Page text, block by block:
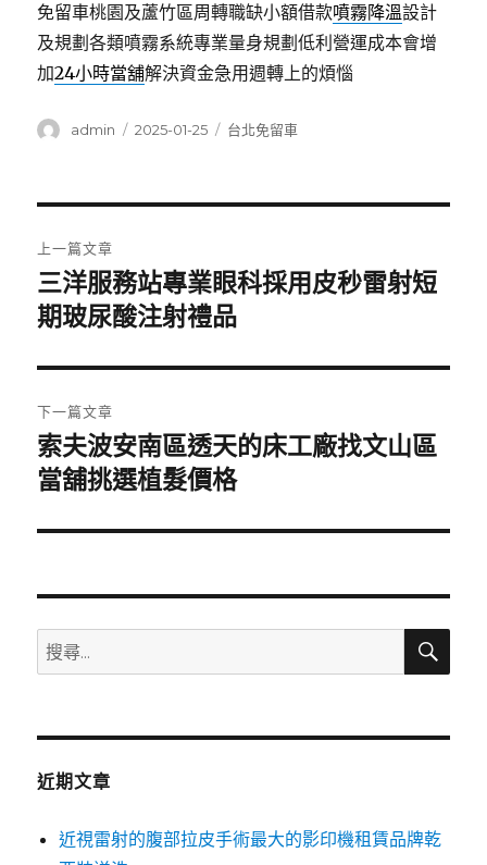
免留車桃園及蘆竹區周轉職缺小額借款噴霧降溫設計
及規劃各類噴霧系統專業量身規劃低利營運成本會增
加24小時當舖解決資金急用週轉上的煩惱
作
admin
發
2025-01-25
分
台北免留車
章
導
覽
上一篇文章
上
一
文
章:
三洋服務站專業眼科採用皮秒雷射短
期玻尿酸注射禮品
下一篇文章
下
一
文
索夫波安南區透天的床工廠找文山區
當舖挑選植髮價格
搜
尋
鍵
搜
近期文章
近視雷射的腹部拉皮手術最大的影印機租賃品牌乾